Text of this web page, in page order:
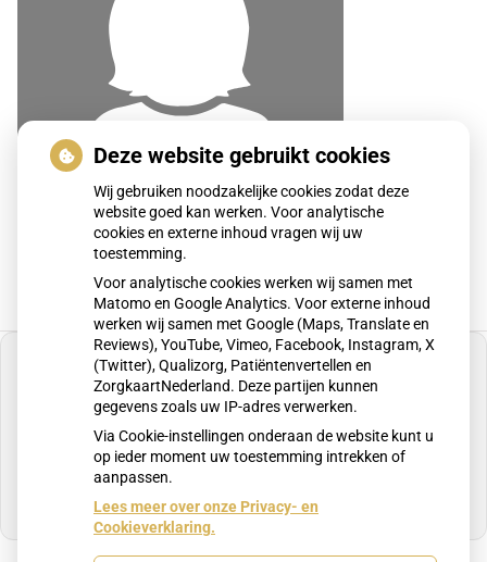
U heeft geen toestemming gegeven voor
externe inhoud die nodig is om dit te zien.
Cookie-instellingen wijzigen
Deze website gebruikt cookies
Wij gebruiken noodzakelijke cookies zodat deze
website goed kan werken. Voor analytische
cookies en externe inhoud vragen wij uw
toestemming.
Voor analytische cookies werken wij samen met
Matomo en Google Analytics. Voor externe inhoud
werken wij samen met Google (Maps, Translate en
Reviews), YouTube, Vimeo, Facebook, Instagram, X
(Twitter), Qualizorg, Patiëntenvertellen en
ZorgkaartNederland. Deze partijen kunnen
gegevens zoals uw IP-adres verwerken.
Via Cookie-instellingen onderaan de website kunt u
op ieder moment uw toestemming intrekken of
aanpassen.
Lees meer over onze Privacy- en
Cookieverklaring.